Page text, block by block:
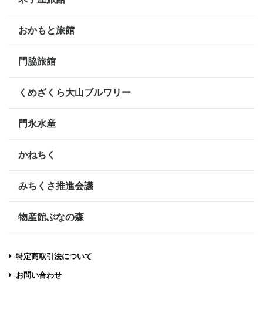
おかもと旅館
門脇旅館
くめざくら大山ブルワリー
門永水産
かねちく
みちくさ推進会議
物産館ぶなの森
特定商取引法について
お問い合わせ